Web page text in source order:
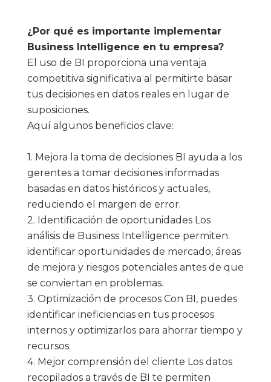
¿Por qué es importante implementar
Business Intelligence en tu empresa?
El uso de BI proporciona una ventaja
competitiva significativa al permitirte basar
tus decisiones en datos reales en lugar de
suposiciones.
Aquí algunos beneficios clave:
1. Mejora la toma de decisiones BI ayuda a los
gerentes a tomar decisiones informadas
basadas en datos históricos y actuales,
reduciendo el margen de error.
2. Identificación de oportunidades Los
análisis de Business Intelligence permiten
identificar oportunidades de mercado, áreas
de mejora y riesgos potenciales antes de que
se conviertan en problemas.
3. Optimización de procesos Con BI, puedes
identificar ineficiencias en tus procesos
internos y optimizarlos para ahorrar tiempo y
recursos.
4. Mejor comprensión del cliente Los datos
recopilados a través de BI te permiten